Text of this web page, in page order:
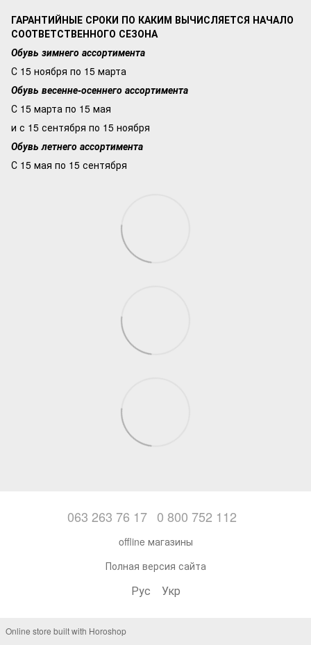
ГАРАНТИЙНЫЕ СРОКИ ПО КАКИМ ВЫЧИСЛЯЕТСЯ НАЧАЛО
СООТВЕТСТВЕННОГО СЕЗОНА
Обувь зимнего ассортимента
С 15 ноября по 15 марта
Обувь весенне-осеннего ассортимента
С 15 марта по 15 мая
и с 15 сентября по 15 ноября
Обувь летнего ассортимента
С 15 мая по 15 сентября
063 263 76 17 0 800 752 112
offline магазины
Полная версия сайта
Рус Укр
Online store built with Horoshop